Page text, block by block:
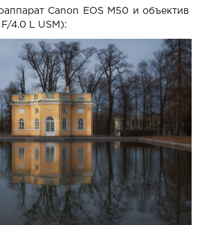
Canon EOS M50 и объектив
4.0 L USM):